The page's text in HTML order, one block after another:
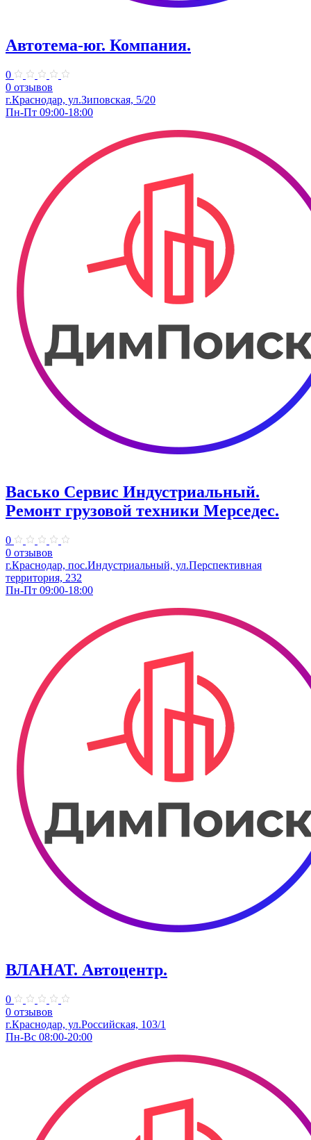
Автотема-юг. Компания.
0
0 отзывов
г.Краснодар, ул.Зиповская, 5/20
Пн-Пт 09:00-18:00
Васько Сервис Индустриальный.
Ремонт грузовой техники Мерседес.
0
0 отзывов
г.Краснодар, пос.Индустриальный, ул.Перспективная
территория, 232
Пн-Пт 09:00-18:00
ВЛАНАТ. Автоцентр.
0
0 отзывов
г.Краснодар, ул.Российская, 103/1
Пн-Вс 08:00-20:00